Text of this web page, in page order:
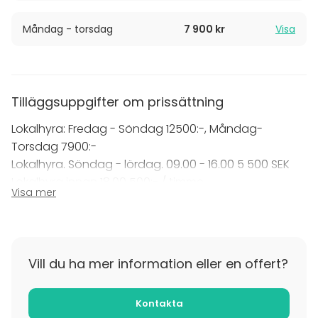
Måndag - torsdag 7 900 kr Visa
Tilläggsuppgifter om prissättning
Lokalhyra: Fredag - Söndag 12500:-, Måndag-
Torsdag 7900:-
Lokalhyra. Söndag - lördag. 09.00 - 16.00 5 500 SEK
Lokalhyra Söndag - lördag efter kl. 01.00 2000:- / tim
Serveringspersonal (inkl. moms.) 300:- / timme
Fotbås 2500:-
Visa mer
Vill du ha mer information eller en offert?
Kontakta